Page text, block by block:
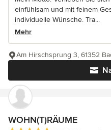
einfühlsam und mit feinem
individuelle Wünsche. Tra...
Mehr
Am Hirschsprung 3, 61352
WOHN(T)RÄUME